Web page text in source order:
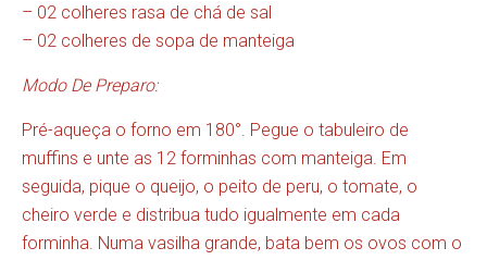
– 02 colheres rasa de chá de sal
– 02 colheres de sopa de manteiga
Modo De Preparo:
Pré-aqueça o forno em 180°. Pegue o tabuleiro de
muffins e unte as 12 forminhas com manteiga. Em
seguida, pique o queijo, o peito de peru, o tomate, o
cheiro verde e distribua tudo igualmente em cada
forminha. Numa vasilha grande, bata bem os ovos com o